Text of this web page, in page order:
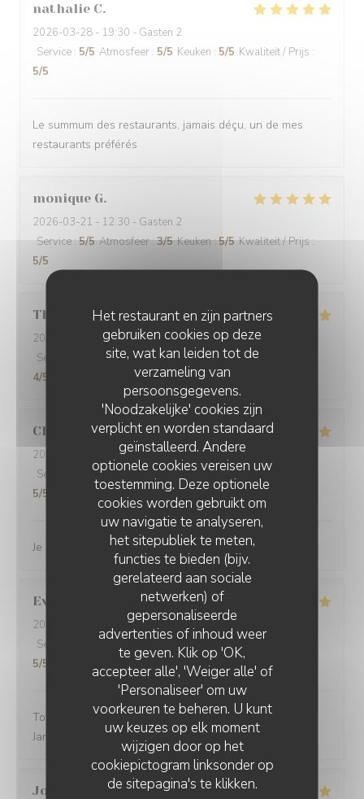
Het restaurant en zijn partners
gebruiken cookies op deze
site, wat kan leiden tot de
verzameling van
persoonsgegevens.
'Noodzakelijke' cookies zijn
verplicht en worden standaard
geïnstalleerd. Andere
optionele cookies vereisen uw
toestemming. Deze optionele
cookies worden gebruikt om
uw navigatie te analyseren,
het sitepubliek te meten,
functies te bieden (bijv.
gerelateerd aan sociale
netwerken) of
gepersonaliseerde
advertenties of inhoud weer
te geven. Klik op 'OK,
accepteer alle', 'Weiger alle' of
'Personaliseer' om uw
voorkeuren te beheren. U kunt
uw keuzes op elk moment
wijzigen door op het
cookiepictogram linksonder op
de sitepagina's te klikken.
nathalie C
2026-03-28 - 19:30 - Gasten 2
Service : 5/5 Atmosfeer : 5/5 Keuken : 5/5 Kwaliteit / Prijs :
5/5
Le summum des restaurants, jamais déçu, un de mes
restaurants préférés
monique G
2026-03-21 - 12:30 - Gasten 2
Service:5/5 Atmosfeer:3/5 Keuken:5/5 Kwaliteit / Prijs :
5/5
Thibaut M
2026-03-14
- 20:00 - Gasten 4
Service
Atmosfeer: 5/5 Keuken: 4/5 Kwaliteit / Prijs
4/5
Charlene V
2026-03-05
- 12:00 - Gasten 2
Service
/5 Atmosfeer :5/5 Keuken: 5/5 Kwaliteit / Prijs
5/5
Je recommande vivement ce restaurant
Evelyne
2026-03-01
- 12:30 - Gasten 2
Service
Atmosfeer Keuken 5/5 Kwaliteit / Prijs
5/5
Toujours un excellent accueil. Bon rapport qualité prix.
Jamais déçue
Joseph